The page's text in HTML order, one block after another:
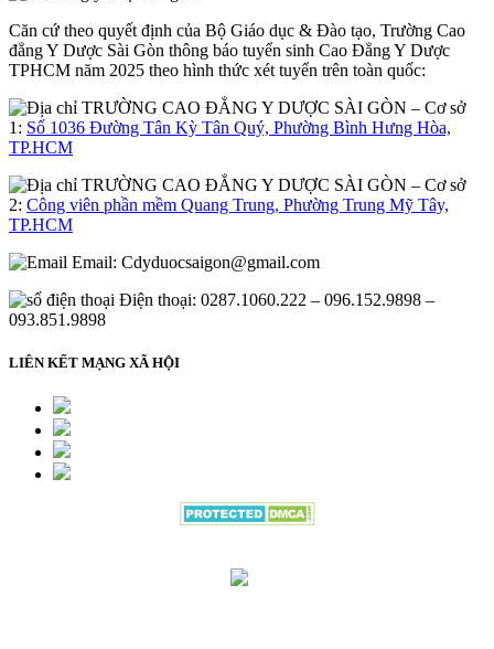
Căn cứ theo quyết định của Bộ Giáo dục & Đào tạo, Trường Cao
đẳng Y Dược Sài Gòn thông báo tuyển sinh Cao Đẳng Y Dược
TPHCM năm 2025 theo hình thức xét tuyển trên toàn quốc:
– Cơ sở
1: Số 1036 Đường Tân Kỳ Tân Quý, Phường Bình Hưng Hòa,
TP.HCM
– Cơ sở
2: Công viên phần mềm Quang Trung, Phường Trung Mỹ Tây,
TP.HCM
Email: Cdyduocsaigon@gmail.com
Điện thoại: 0287.1060.222 – 096.152.9898 –
093.851.9898
LIÊN KẾT MẠNG XÃ HỘI